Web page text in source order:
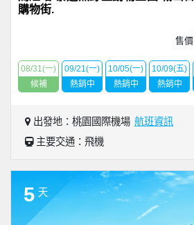
購物街.
售價
08/31(一)
候補
09/21(一)
熱銷中
10/05(一)
熱銷中
10/09(五)
熱銷中
出發地：桃園國際機場 航班資訊
主要交通：飛機
5 天